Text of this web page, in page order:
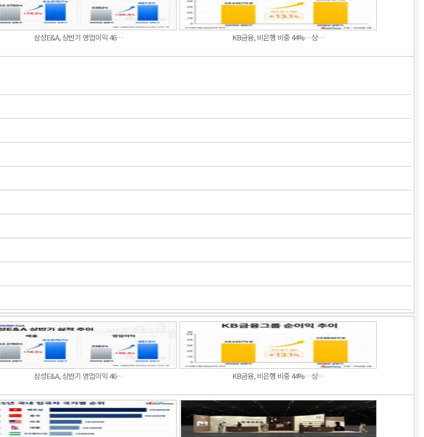
삼성E&A, 상반기 영업이익 46… KB금융, 비은행 비중 44%…상…
삼성E&A, 상반기 영업이익 46… KB금융, 비은행 비중 44%…상…